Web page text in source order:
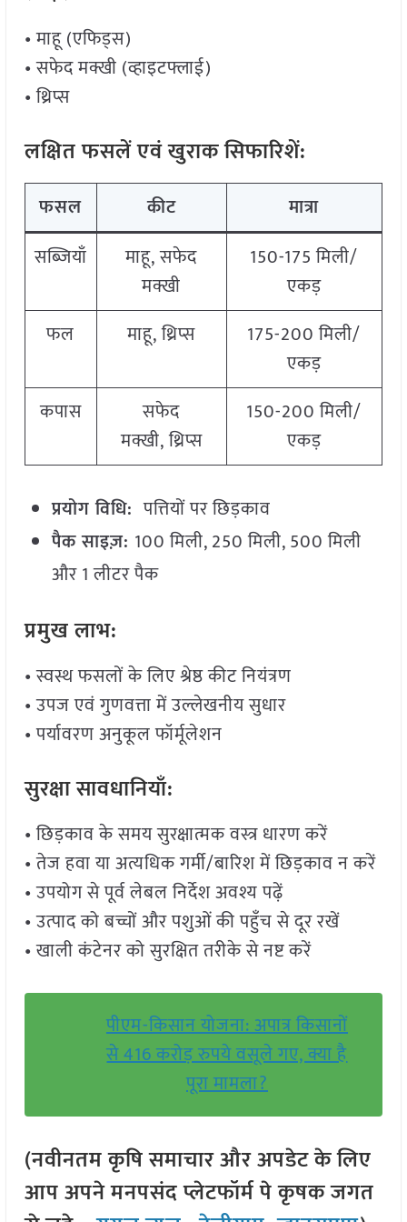
• माहू (एफिड्स)
• सफेद मक्खी (व्हाइटफ्लाई)
• थ्रिप्स
लक्षित फसलें एवं खुराक सिफारिशें:
फसल कीट
मात्रा
सब्जियाँ
माहू, सफेद
मक्खी
150-175 मिली/
एकड़
फल
माहू, थ्रिप्स
175-200 मिली/
एकड़
कपास
सफेद
मक्खी, थ्रिप्स
150-200 मिली/
एकड़
प्रयोग विधि:पत्तियों पर छिड़काव
पैक साइज़: 100 मिली, 250 मिली, 500 मिली
और 1 लीटर पैक
प्रमुख लाभ:
• स्वस्थ फसलों के लिए श्रेष्ठ कीट नियंत्रण
• उपज एवं गुणवत्ता में उल्लेखनीय सुधार
• पर्यावरण अनुकूल फॉर्मूलेशन
सुरक्षा सावधानियाँ:
• छिड़काव के समय सुरक्षात्मक वस्त्र धारण करें
• तेज हवा या अत्यधिक गर्मी/बारिश में छिड़काव न करें
• उपयोग से पूर्व लेबल निर्देश अवश्य पढ़ें
• उत्पाद को बच्चों और पशुओं की पहुँच से दूर रखें
• खाली कंटेनर को सुरक्षित तरीके से नष्ट करें
पीएम-किसान योजना: अपात्र किसानों
से 416 करोड़ रुपये वसूले गए, क्या है
पूरा मामला?
(नवीनतम कृषि समाचार और अपडेट के लिए
आप अपने मनपसंद प्लेटफॉर्म पे कृषक जगत